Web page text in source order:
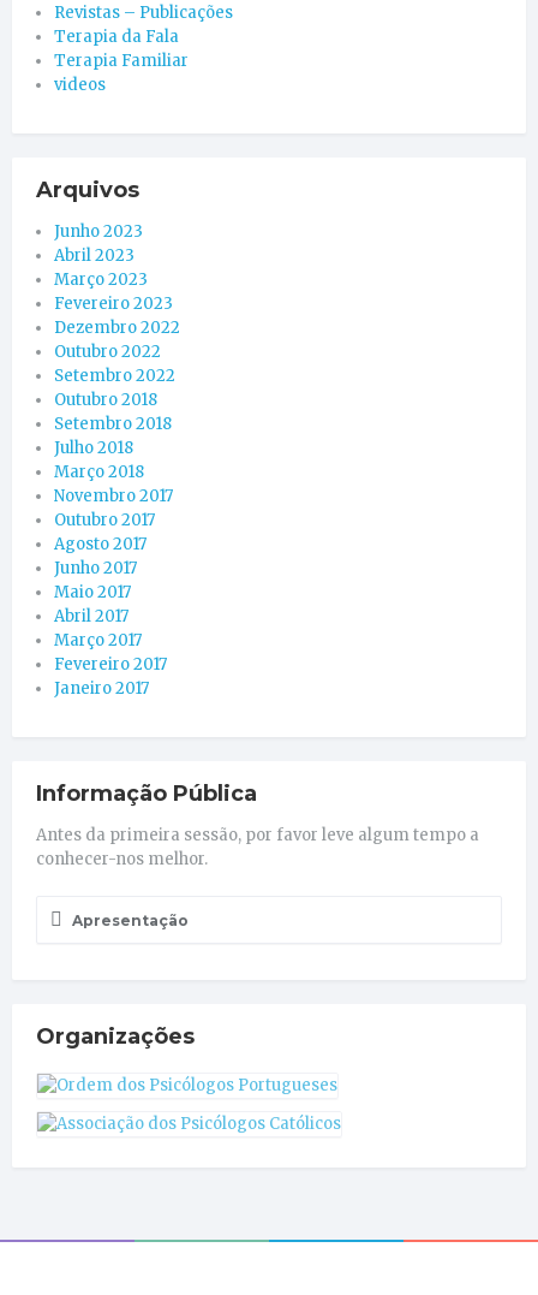
Revistas – Publicações
Terapia da Fala
Terapia Familiar
videos
Arquivos
Junho 2023
Abril 2023
Março 2023
Fevereiro 2023
Dezembro 2022
Outubro 2022
Setembro 2022
Outubro 2018
Setembro 2018
Julho 2018
Março 2018
Novembro 2017
Outubro 2017
Agosto 2017
Junho 2017
Maio 2017
Abril 2017
Março 2017
Fevereiro 2017
Janeiro 2017
Informação Pública
Antes da primeira sessão, por favor leve algum tempo a
conhecer-nos melhor.
Apresentação
Organizações